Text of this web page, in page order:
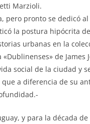
Marzioli.
pronto se dedicó al
la postura hipócrita
urbanas en la
de James
social de la ciudad y
a diferencia de su
y para la década